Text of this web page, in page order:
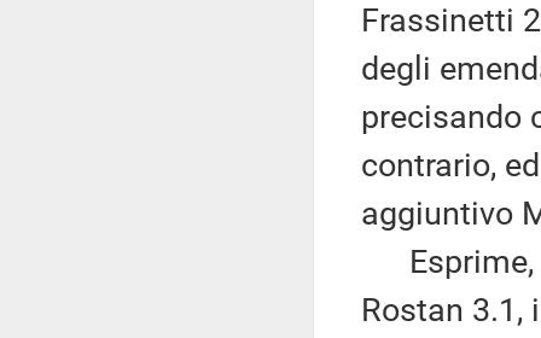
Frassinetti
degli
precisando
contrario,
aggiuntivo
Esprime,
Rostan